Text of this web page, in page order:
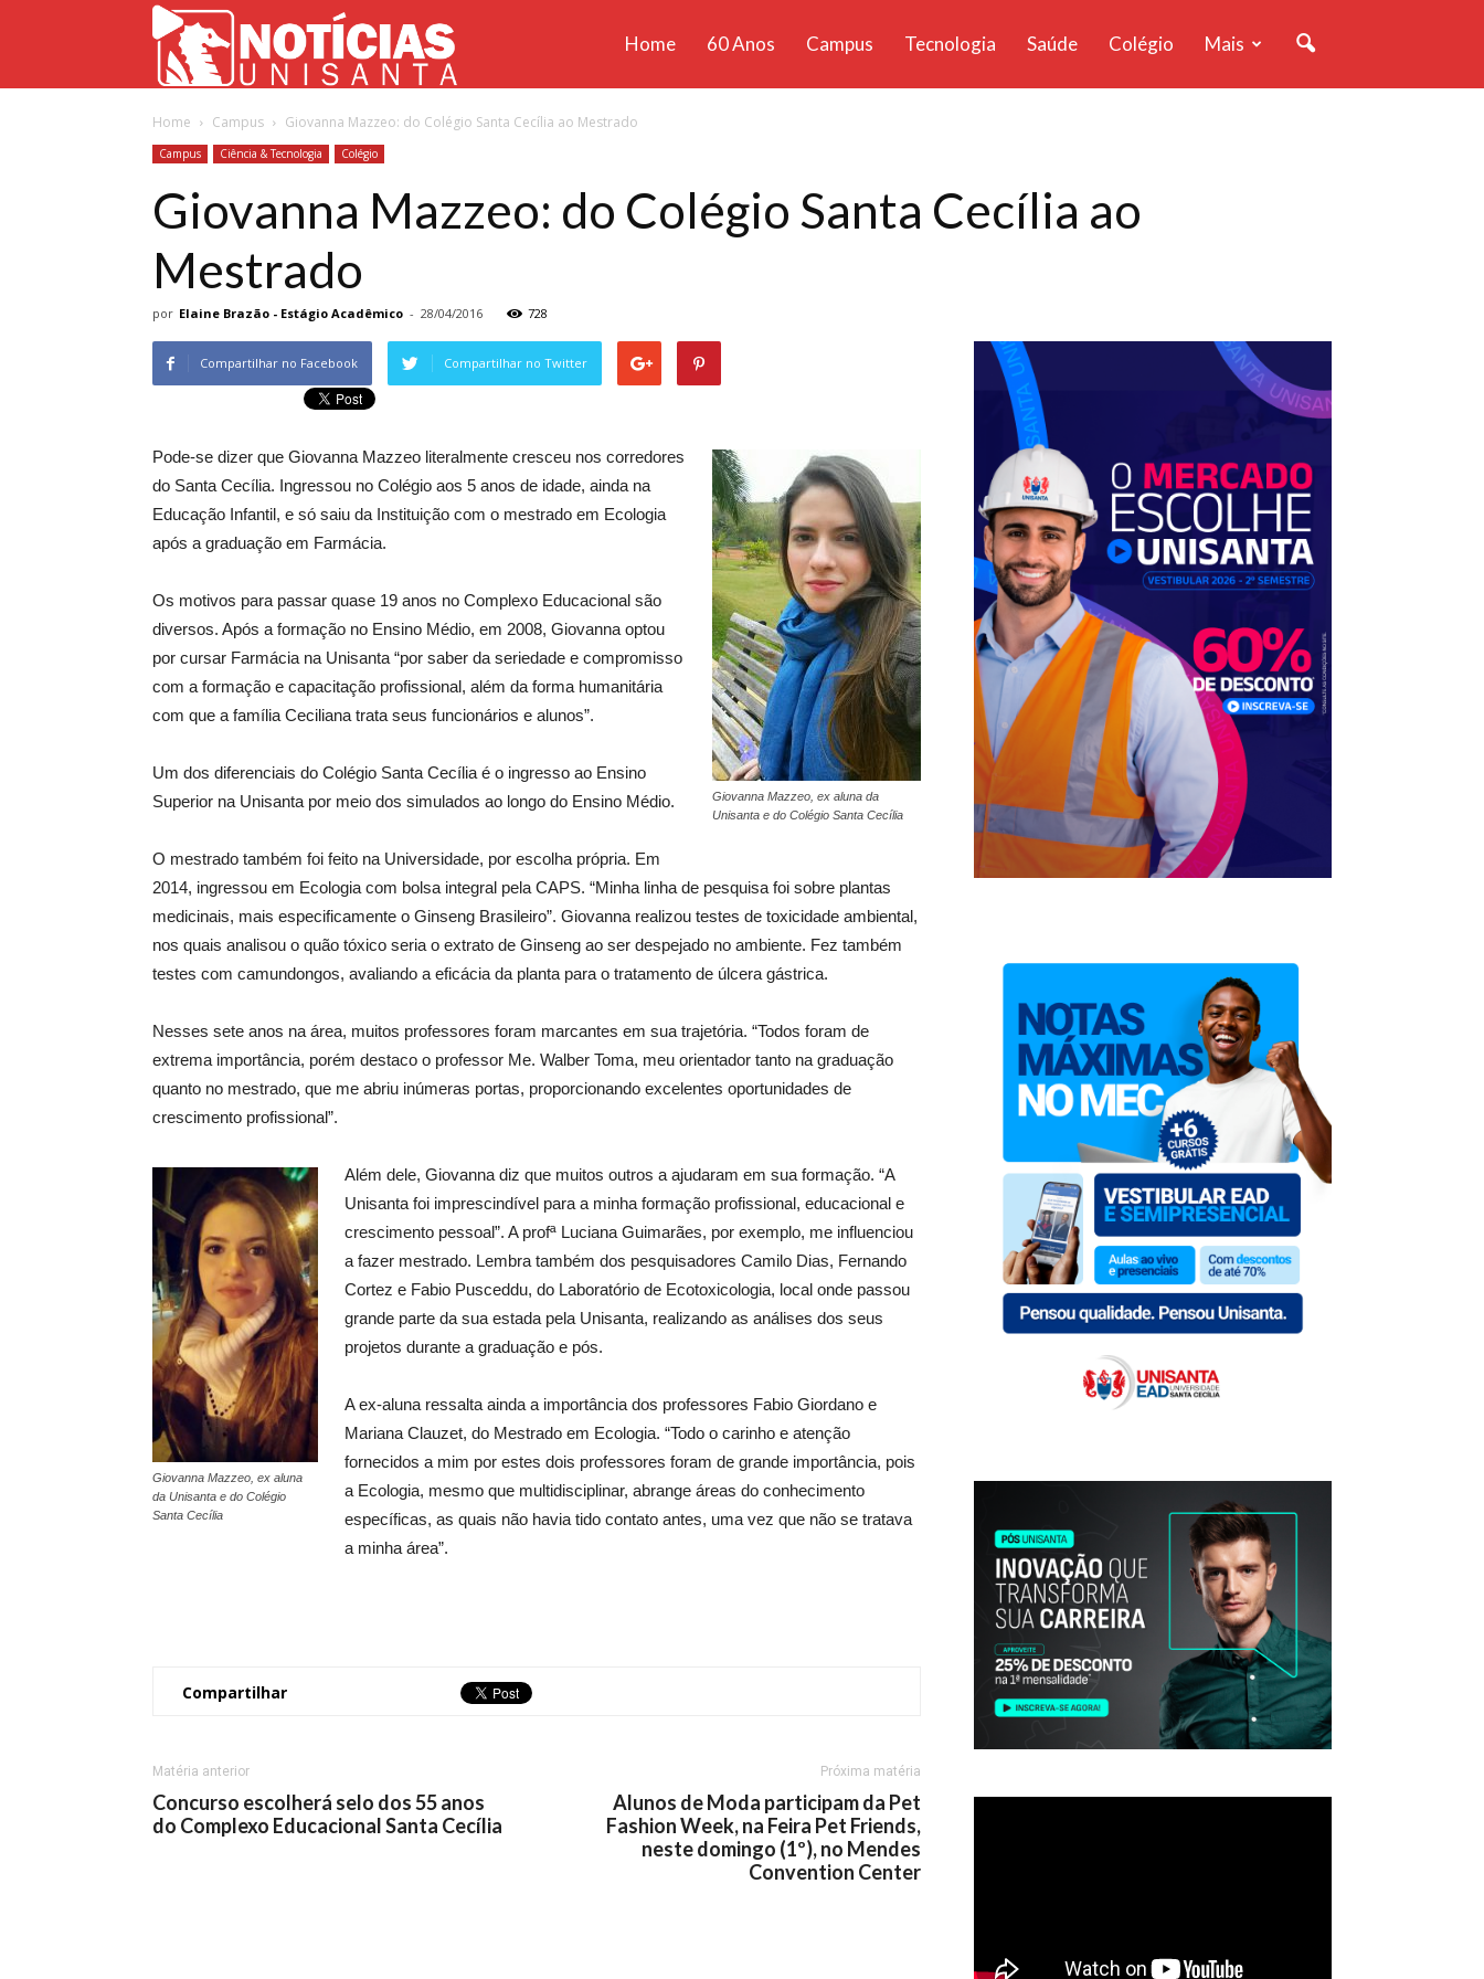
Unisanta
Home 60 Anos Campus Tecnologia Saúde Colégio Mais
Home Campus Giovanna Mazzeo: do Colégio Santa Cecília ao Mestrado
Campus Ciência & Tecnologia Colégio
Giovanna Mazzeo: do Colégio Santa Cecília ao
Mestrado
por Elaine Brazão - Estágio Acadêmico - 28/04/2016 728
Compartilhar no Facebook Compartilhar no Twitter
Giovanna Mazzeo, ex aluna da
Unisanta e do Colégio Santa Cecília
Pode-se dizer que Giovanna Mazzeo literalmente cresceu nos corredores
do Santa Cecília. Ingressou no Colégio aos 5 anos de idade, ainda na
Educação Infantil, e só saiu da Instituição com o mestrado em Ecologia
após a graduação em Farmácia.
Os motivos para passar quase 19 anos no Complexo Educacional são
diversos. Após a formação no Ensino Médio, em 2008, Giovanna optou
por cursar Farmácia na Unisanta “por saber da seriedade e compromisso
com a formação e capacitação profissional, além da forma humanitária
com que a família Ceciliana trata seus funcionários e alunos”.
Um dos diferenciais do Colégio Santa Cecília é o ingresso ao Ensino
Superior na Unisanta por meio dos simulados ao longo do Ensino Médio.
O mestrado também foi feito na Universidade, por escolha própria. Em
2014, ingressou em Ecologia com bolsa integral pela CAPS. “Minha linha de pesquisa foi sobre plantas
medicinais, mais especificamente o Ginseng Brasileiro”. Giovanna realizou testes de toxicidade ambiental,
nos quais analisou o quão tóxico seria o extrato de Ginseng ao ser despejado no ambiente. Fez também
testes com camundongos, avaliando a eficácia da planta para o tratamento de úlcera gástrica.
Nesses sete anos na área, muitos professores foram marcantes em sua trajetória. “Todos foram de
extrema importância, porém destaco o professor Me. Walber Toma, meu orientador tanto na graduação
quanto no mestrado, que me abriu inúmeras portas, proporcionando excelentes oportunidades de
crescimento profissional”.
Giovanna Mazzeo, ex aluna
da Unisanta e do Colégio
Santa Cecília
Além dele, Giovanna diz que muitos outros a ajudaram em sua formação. “A
Unisanta foi imprescindível para a minha formação profissional, educacional e
crescimento pessoal”. A profª Luciana Guimarães, por exemplo, me influenciou
a fazer mestrado. Lembra também dos pesquisadores Camilo Dias, Fernando
Cortez e Fabio Pusceddu, do Laboratório de Ecotoxicologia, local onde passou
grande parte da sua estada pela Unisanta, realizando as análises dos seus
projetos durante a graduação e pós.
A ex-aluna ressalta ainda a importância dos professores Fabio Giordano e
Mariana Clauzet, do Mestrado em Ecologia. “Todo o carinho e atenção
fornecidos a mim por estes dois professores foram de grande importância, pois
a Ecologia, mesmo que multidisciplinar, abrange áreas do conhecimento
específicas, as quais não havia tido contato antes, uma vez que não se tratava
a minha área”.
Compartilhar
Matéria anterior
Concurso escolherá selo dos 55 anos
do Complexo Educacional Santa Cecília
Próxima matéria
Alunos de Moda participam da Pet
Fashion Week, na Feira Pet Friends,
neste domingo (1º), no Mendes
Convention Center